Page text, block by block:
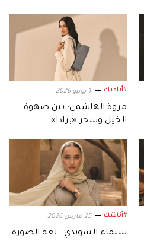
#أناقتك 1 يونيو 2026
مروة الهاشمي: بين صهوة
الخيل وسحر «برادا»
#أناقتك 25 مارس 2026
شيماء السويدي.. لغة الصورة